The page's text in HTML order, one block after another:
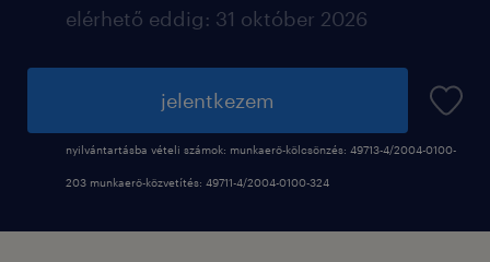
elérhető eddig: 31 október 2026
jelentkezem
nyilvántartásba vételi számok: munkaerő-kölcsönzés: 49713-4/2004-0100-
203 munkaerő-közvetítés: 49711-4/2004-0100-324